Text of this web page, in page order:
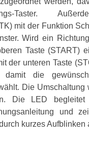
Taster.
mit der Funktion
Wird ein
Taste (START)
der unteren Taste
damit die
Die Umschaltung
Die LED begleitet
und
kurzes Aufblinken